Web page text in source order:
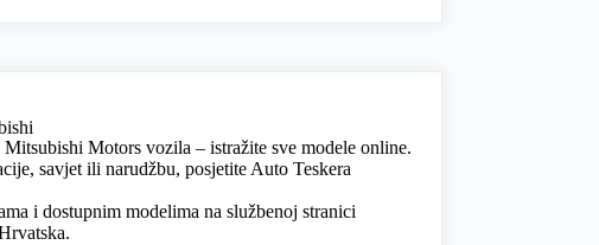
Motors vozila – istražite sve modele online.
savjet ili narudžbu, posjetite Auto Teskera
i dostupnim modelima na službenoj stranici